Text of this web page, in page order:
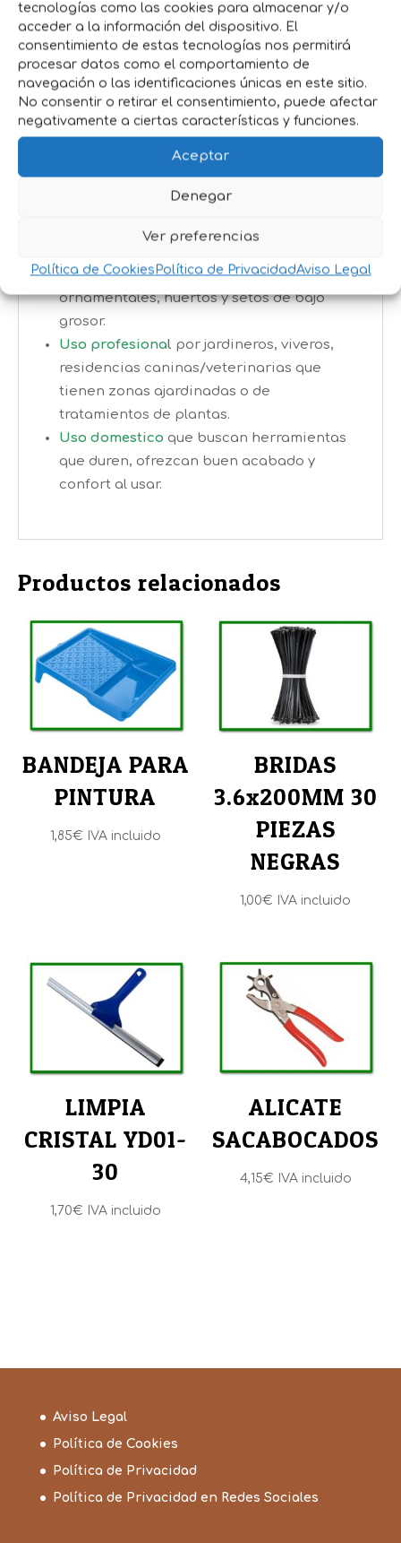
tecnologías como las cookies para almacenar y/o
acceder a la información del dispositivo. El
consentimiento de estas tecnologías nos permitirá
procesar datos como el comportamiento de
navegación o las identificaciones únicas en este sitio.
No consentir o retirar el consentimiento, puede afectar
negativamente a ciertas características y funciones.
Aceptar
Denegar
Ver preferencias
Política de Cookies Política de PrivacidadAviso Legal
cansancio.
Durabilidad:Materiales resistentes al
óxido, al uso exterior y a las condiciones
típicas de jardinería o mantenimiento de
plantas.
Versatilidad:Adaptables a distintas
tareas como poda ligera, recorte de
arbustos, mantenimiento de macizos, uso
en huertos o jardines domésticos.
Aplicaciones recomendadas
Podade arbustos, rosales, plantas
ornamentales, huertos y setos de bajo
grosor.
Uso profesional por jardineros, viveros,
residencias caninas/veterinarias que
tienen zonas ajardinadas o de
tratamientos de plantas.
Uso domestico que buscan herramientas
que duren, ofrezcan buen acabado y
confort al usar.
Productos relacionados
BANDEJA PARA
PINTURA
1,85€ IVA incluido
BRIDAS
3.6x200MM 30
PIEZAS
NEGRAS
1,00€ IVA incluido
LIMPIA
CRISTAL YD01-
30
1,70€ IVA incluido
ALICATE
SACABOCADOS
4,15€ IVA incluido
Aviso Legal
Política de Cookies
Política de Privacidad
Política de Privacidad en Redes Sociales